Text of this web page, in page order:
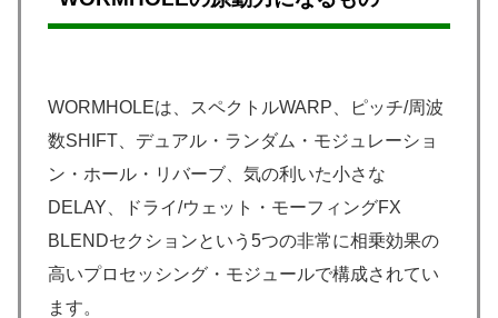
WORMHOLEは、スペクトルWARP、ピッチ/周波
数SHIFT、デュアル・ランダム・モジュレーショ
ン・ホール・リバーブ、気の利いた小さな
DELAY、ドライ/ウェット・モーフィングFX
BLENDセクションという5つの非常に相乗効果の
高いプロセッシング・モジュールで構成されてい
ます。